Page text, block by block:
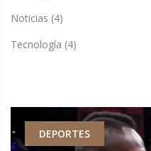
Noticias (4)
Tecnología (4)
DEPORTES